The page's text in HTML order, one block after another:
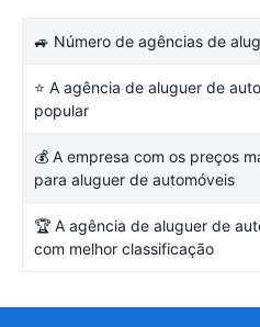
🚙 Número de agências de
⭐ A agência de aluguer de
popular
💰 A empresa com os preços
para aluguer de automóveis
🏆 A agência de aluguer de
com melhor classificação